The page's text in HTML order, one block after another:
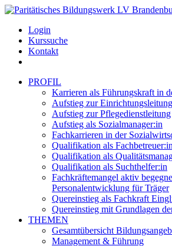
Login
Kurssuche
Kontakt
PROFIL
Karrieren als Führungskraft in
Aufstieg zur Einrichtungsleitung
Aufstieg zur Pflegedienstleitung
Aufstieg als Sozialmanager:in
Fachkarrieren in der
Qualifikation als
Qualifikation als
Qualifikation als Suchthelfer:in
Fachkräftemangel aktiv
Personalentwicklung für Träger
Quereinstieg als Fachkraft
Quereinstieg mit Grundlagen
THEMEN
Gesamtübersicht
Management & Führung